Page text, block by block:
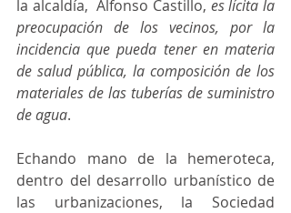
la alcaldía,  Alfonso Castillo, es lícita la
preocupación de los vecinos, por la
incidencia que pueda tener en materia
de salud pública, la composición de los
materiales de las tuberías de suministro
de agua.
Echando mano de la hemeroteca,
dentro del desarrollo urbanístico de
las urbanizaciones, la Sociedad